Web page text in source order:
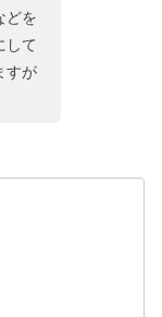
どを
して
すが